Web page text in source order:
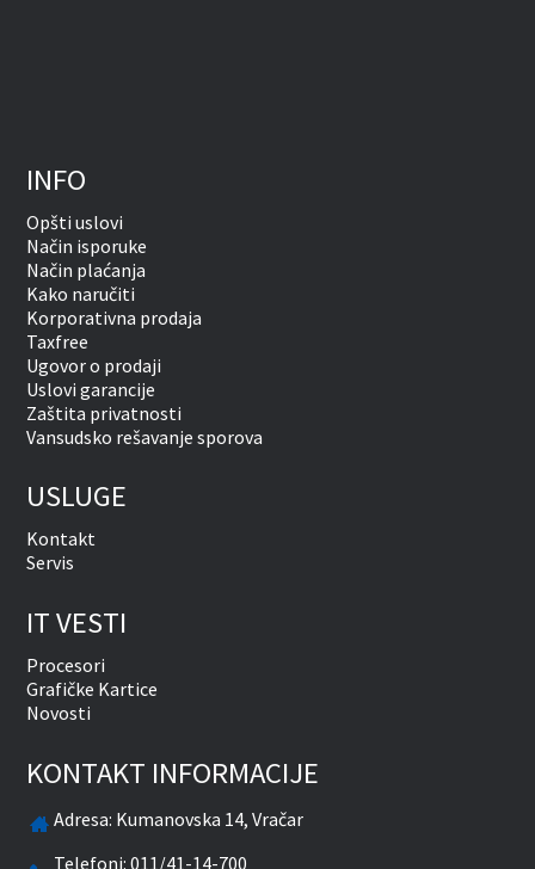
INFO
Opšti uslovi
Način isporuke
Način plaćanja
Kako naručiti
Korporativna prodaja
Taxfree
Ugovor o prodaji
Uslovi garancije
Zaštita privatnosti
Vansudsko rešavanje sporova
USLUGE
Kontakt
Servis
IT VESTI
Procesori
Grafičke Kartice
Novosti
KONTAKT INFORMACIJE
Adresa: Kumanovska 14, Vračar
Telefoni:011/41-14-700